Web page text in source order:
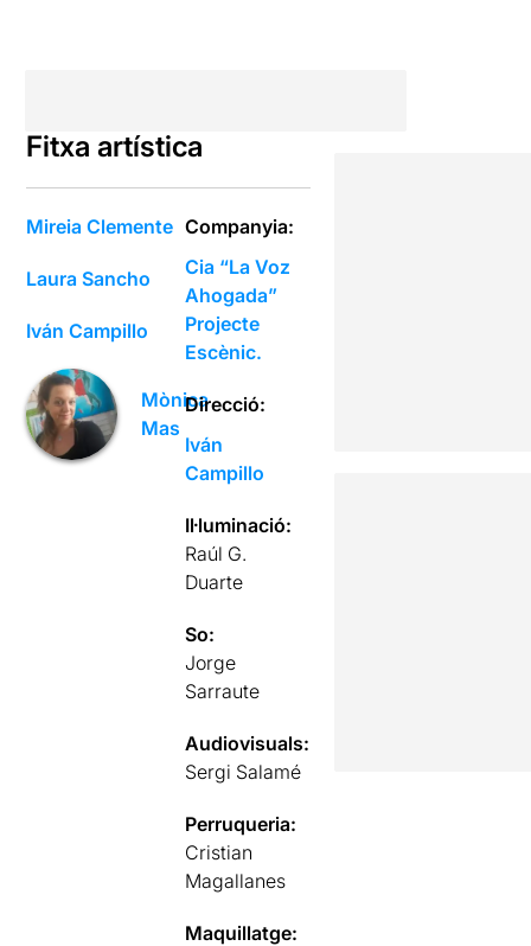
Fitxa artística
Mireia Clemente
Laura Sancho
Iván Campillo
Mònica
Mas
Companyia:
Cia “La Voz
Ahogada”
Projecte
Escènic.
Direcció:
Iván
Campillo
Il·luminació:
Raúl G.
Duarte
So:
Jorge
Sarraute
Audiovisuals:
Sergi Salamé
Perruqueria:
Cristian
Magallanes
Maquillatge: